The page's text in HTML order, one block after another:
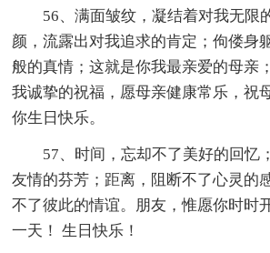
56、满面皱纹，凝结着对我无限
颜，流露出对我追求的肯定；佝偻身
般的真情；这就是你我最亲爱的母亲
我诚挚的祝福，愿母亲健康常乐，祝
你生日快乐。
57、时间，忘却不了美好的回忆
友情的芬芳；距离，阻断不了心灵的
不了彼此的情谊。朋友，惟愿你时时
一天！ 生日快乐！